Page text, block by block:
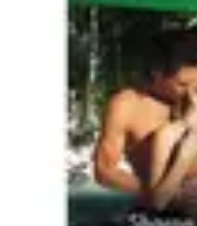
Oferty Wyjazdowe
Zdrowe wakacjeRodzinne Wakacje
Wakacyjne Kierunki
Oferty Wyjazdowe